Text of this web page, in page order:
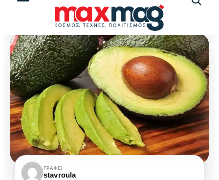
Αβοκάντο:
ΓΡΆΦΕΙ
stavroula